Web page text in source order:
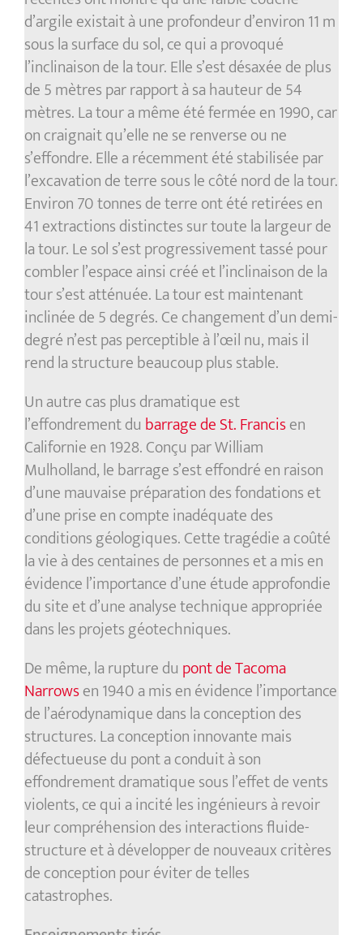
d’argile existait à une profondeur d’environ 11 m
sous la surface du sol, ce qui a provoqué
l’inclinaison de la tour. Elle s’est désaxée de plus
de 5 mètres par rapport à sa hauteur de 54
mètres. La tour a même été fermée en 1990, car
on craignait qu’elle ne se renverse ou ne
s’effondre. Elle a récemment été stabilisée par
l’excavation de terre sous le côté nord de la tour.
Environ 70 tonnes de terre ont été retirées en
41 extractions distinctes sur toute la largeur de
la tour. Le sol s’est progressivement tassé pour
combler l’espace ainsi créé et l’inclinaison de la
tour s’est atténuée. La tour est maintenant
inclinée de 5 degrés. Ce changement d’un demi-
degré n’est pas perceptible à l’œil nu, mais il
rend la structure beaucoup plus stable.
Un autre cas plus dramatique est
l’effondrement du barrage de St. Francisen
Californie en 1928. Conçu par William
Mulholland, le barrage s’est effondré en raison
d’une mauvaise préparation des fondations et
d’une prise en compte inadéquate des
conditions géologiques. Cette tragédie a coûté
la vie à des centaines de personnes et a mis en
évidence l’importance d’une étude approfondie
du site et d’une analyse technique appropriée
dans les projets géotechniques.
De même, la rupture du pont de Tacoma
Narrowsen 1940 a mis en évidence l’importance
de l’aérodynamique dans la conception des
structures. La conception innovante mais
défectueuse du pont a conduit à son
effondrement dramatique sous l’effet de vents
violents, ce qui a incité les ingénieurs à revoir
leur compréhension des interactions fluide-
structure et à développer de nouveaux critères
de conception pour éviter de telles
catastrophes.